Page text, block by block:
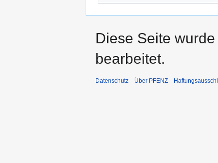
Diese Seite
bearbeitet.
Datenschutz Über PFENZ